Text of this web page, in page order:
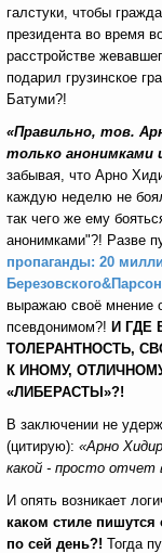
галстуки, чтобы
президента во время
расстройстве
подарил грузинское
Батуми?!
«Правильно, тов.
только анонимками
забывая, что Арно
каждую неделю не
так чего же ему
анонимками"?! Разве
пропаганды: 20
выражаю своё мнение
псевдонимом?! И ГДЕ
ТОЛЕРАНТНОСТЬ,
К ИНОМУ,
«ЛИБЕРАСТЫ»?!
В заключении не
(цитирую): «Арно
какой - просто отчет
И опять возникает
каком стиле
по сей день?! Тогда